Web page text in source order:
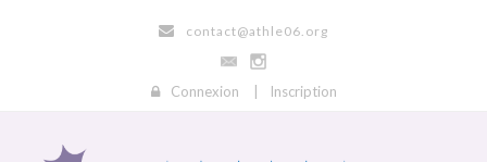
contact@athle06.org
Connexion Inscription